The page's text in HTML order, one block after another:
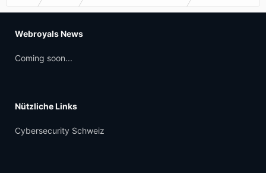
Webroyals News
Coming soon...
Nützliche Links
Cybersecurity Schweiz